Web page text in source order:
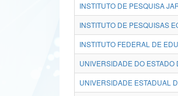
INSTITUTO DE PESQUISA
INSTITUTO FEDERAL DE
UNIVERSIDADE DO ESTADO
UNIVERSIDADE ESTADUAL